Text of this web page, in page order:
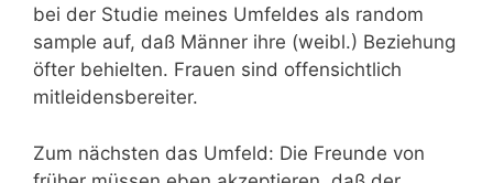
bei der Studie meines Umfeldes als random
sample auf, daß Männer ihre (weibl.) Beziehung
öfter behielten. Frauen sind offensichtlich
mitleidensbereiter.
Zum nächsten das Umfeld: Die Freunde von